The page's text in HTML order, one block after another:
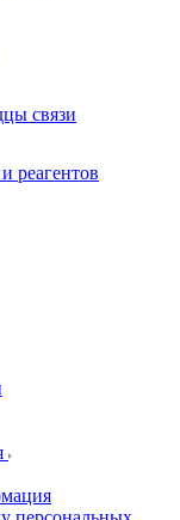
связи
реагентов